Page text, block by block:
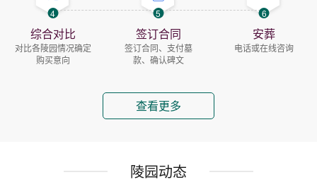
4
综合对比
对比各陵园情况确定
购买意向
5
签订合同
签订合同、支付墓
款、确认碑文
6
安葬
电话或在线咨询
查看更多
陵园动态